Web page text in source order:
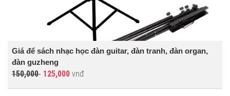
Giá để sách nhạc học đàn guitar, đàn tranh, đàn organ,
đàn guzheng
150,000 125,000 vnđ